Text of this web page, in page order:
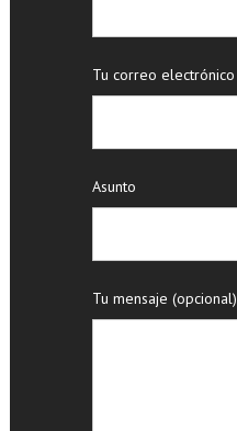
Tu correo electrónico
Asunto
Tu mensaje (opcional)